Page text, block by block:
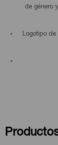
de género
Logotipo